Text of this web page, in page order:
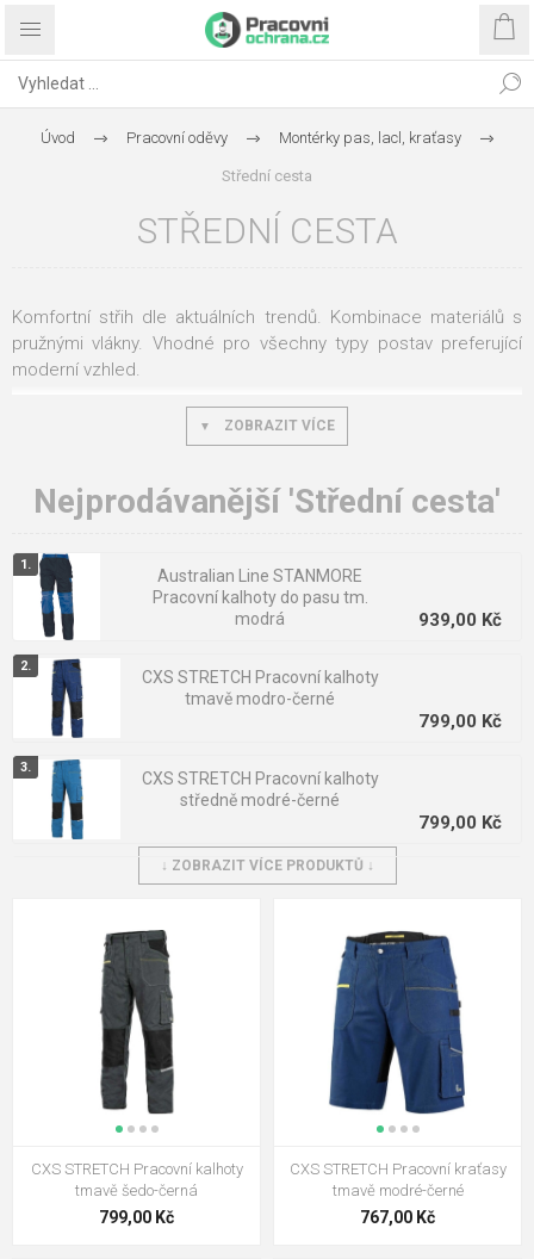
Úvod Pracovní oděvy Montérky pas, lacl, kraťasy
Střední cesta
STŘEDNÍ CESTA
Komfortní střih dle aktuálních trendů. Kombinace materiálů s
pružnými vlákny. Vhodné pro všechny typy postav preferující
moderní vzhled.
ZOBRAZIT VÍCE
Nejprodávanější 'Střední cesta'
Australian Line STANMORE
Pracovní kalhoty do pasu tm.
modrá
939,00 Kč
CXS STRETCH Pracovní kalhoty
tmavě modro-černé
799,00 Kč
CXS STRETCH Pracovní kalhoty
středně modré-černé
799,00 Kč
CXS STRETCH Pracovní kalhoty
Australian Line STANMORE
Pracovní šortky tm.modrá
710,00 Kč
Australian Line STANMORE
Pracovní kalhoty s laclem
1 149,00 Kč
Australian Line STANMORE
939,00 Kč
↓ ZOBRAZIT VÍCE PRODUKTŮ ↓
CXS STRETCH Pracovní kalhoty
tmavě šedo-černá
799,00 Kč
CXS STRETCH Pracovní kraťasy
tmavě modré-černé
767,00 Kč